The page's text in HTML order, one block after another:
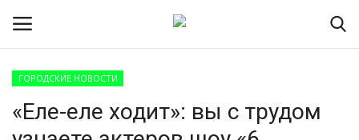
ГОРОДСКИЕ НОВОСТИ
«Еле-еле ходит»: вы с трудом